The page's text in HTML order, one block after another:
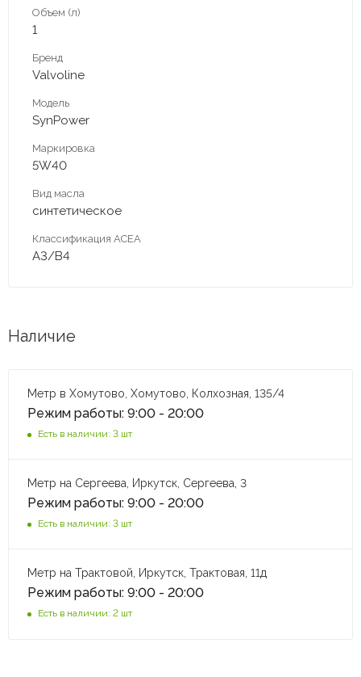
Объем (л)
1
Бренд
Valvoline
Модель
SynPower
Маркировка
5W40
Вид масла
синтетическое
Классификация ACEA
A3/B4
Наличие
Метр в Хомутово, Хомутово, Колхозная, 135/4
Режим работы: 9:00 - 20:00
Есть в наличии: 3 шт
Метр на Сергеева, Иркутск, Сергеева, 3
Режим работы: 9:00 - 20:00
Есть в наличии: 3 шт
Метр на Трактовой, Иркутск, Трактовая, 11д
Режим работы: 9:00 - 20:00
Есть в наличии: 2 шт